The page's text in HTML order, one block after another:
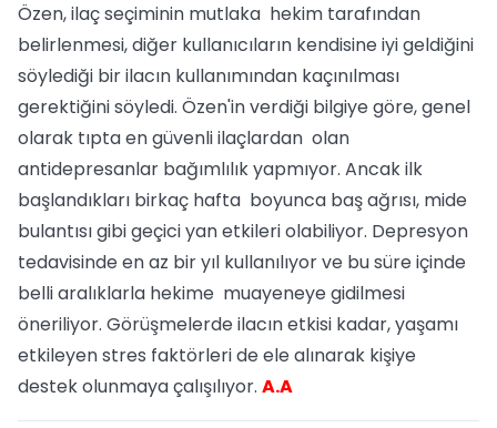
Özen, ilaç seçiminin mutlaka hekim tarafından
belirlenmesi, diğer kullanıcıların kendisine iyi geldiğini
söylediği bir ilacın kullanımından kaçınılması
gerektiğini söyledi. Özen'in verdiği bilgiye göre, genel
olarak tıpta en güvenli ilaçlardan olan
antidepresanlar bağımlılık yapmıyor. Ancak ilk
başlandıkları birkaç hafta boyunca baş ağrısı, mide
bulantısı gibi geçici yan etkileri olabiliyor. Depresyon
tedavisinde en az bir yıl kullanılıyor ve bu süre içinde
belli aralıklarla hekime muayeneye gidilmesi
öneriliyor. Görüşmelerde ilacın etkisi kadar, yaşamı
etkileyen stres faktörleri de ele alınarak kişiye
destek olunmaya çalışılıyor. A.A